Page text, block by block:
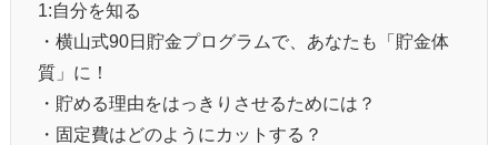
1:自分を知る
・横山式90日貯金プログラムで、あなたも「貯金体
質」に！
・貯める理由をはっきりさせるためには？
・固定費はどのようにカットする？